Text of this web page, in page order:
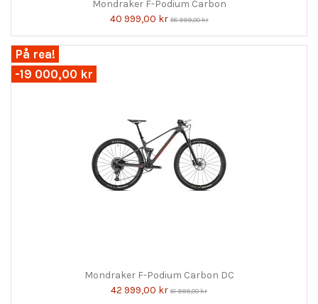
Mondraker F-Podium Carbon
40 999,00 kr58 999,00 kr
På rea!
-19 000,00 kr
Mondraker F-Podium Carbon DC
42 999,00 kr 61 999,00 kr